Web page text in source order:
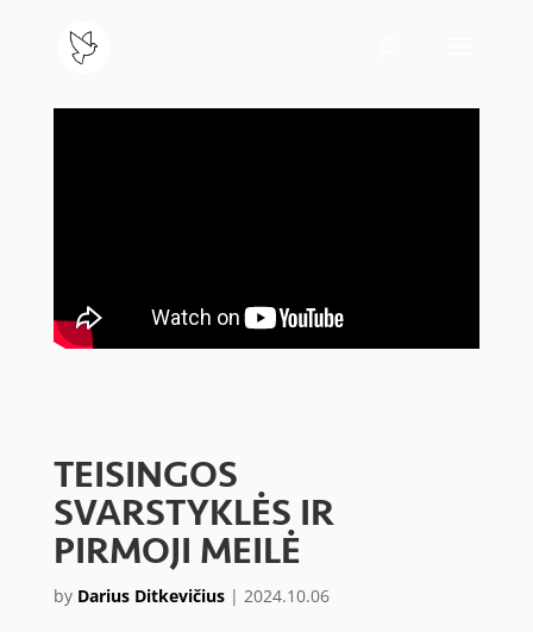
TEISINGOS
SVARSTYKLĖS IR
PIRMOJI MEILĖ
by Darius Ditkevičius| 2024.10.06